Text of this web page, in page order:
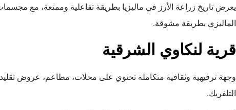
يعرض تاريخ زراعة الأرز في ماليزيا بطريقة تفاعلية وممتعة، مع
الماليزي بطريقة مشوقة.
قرية لنكاوي الشرقية
وجهة ترفيهية وثقافية متكاملة تحتوي على محلات، مطاعم، عروض
التلفريك.